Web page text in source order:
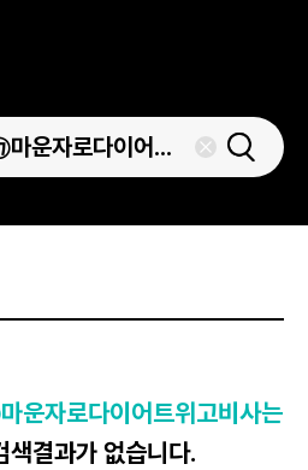
자로다이어트위고비사는
색결과가 없습니다.